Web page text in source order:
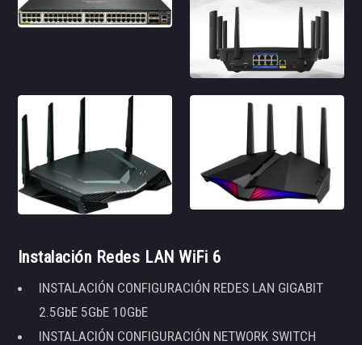
Instalación Redes LAN WiFi 6
INSTALACIÓN CONFIGURACIÓN REDES LAN GIGABIT
2.5GbE 5GbE 10GbE
INSTALACIÓN CONFIGURACIÓN NETWORK SWITCH